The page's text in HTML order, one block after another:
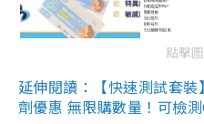
點擊
延伸閱讀：【快速測試套
劑優惠 無限購數量！可檢